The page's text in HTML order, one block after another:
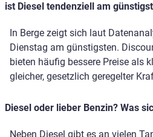
ist Diesel tendenziell am
In Berge zeigt sich laut
Dienstag am günstigsten.
bieten häufig bessere Preise als
gleicher, gesetzlich geregelter
Diesel oder lieber Benzin? Was
Neben Diesel gibt es an vielen